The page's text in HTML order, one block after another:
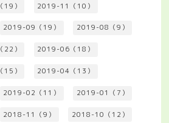
） 2019-11（10）
2019-09（19） 2019-08（9）
） 2019-06（18）
） 2019-04（13）
2019-02（11） 2019-01（7）
2018-11（9） 2018-10（12）